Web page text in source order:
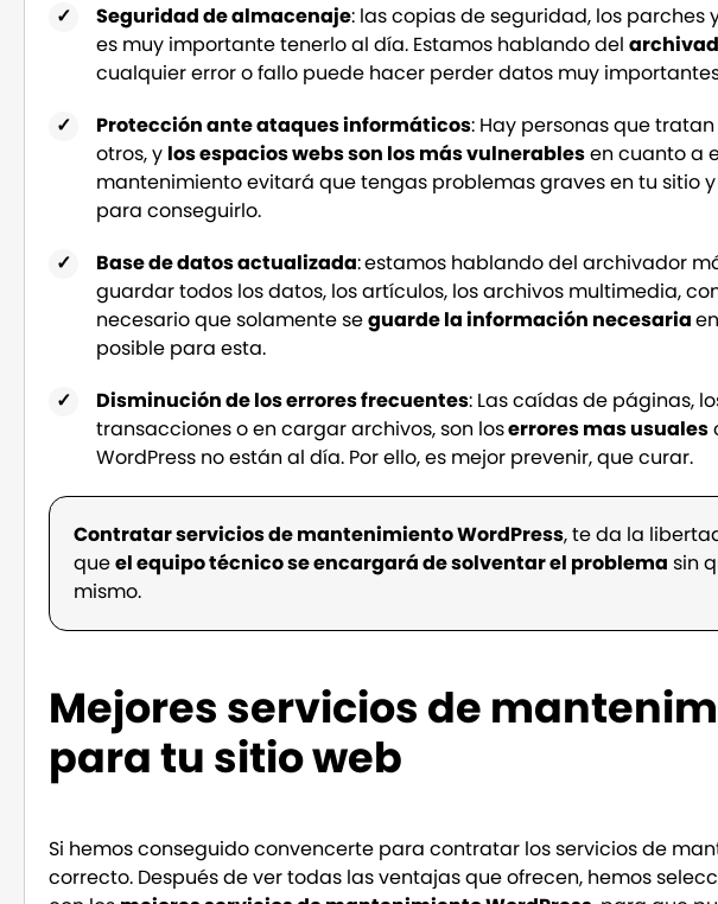
Seguridad de almacenaje: las copias de seguridad, los
es muy importante tenerlo al día. Estamos hablando del
cualquier error o fallo puede hacer perder datos muy
Protección ante ataques informáticos: Hay personas que
otros, y los espacios webs son los más vulnerablesen cuanto a
mantenimiento evitará que tengas problemas graves en tu sitio
para conseguirlo.
Base de datos actualizada:estamos hablando del archivador
guardar todos los datos, los artículos, los archivos multimedia,
necesario que solamente seguarde la información necesaria
posible para esta.
Disminución de los errores frecuentes: Las caídas de páginas,
transacciones o en cargar archivos, son loserrores mas usuales
WordPress no están al día. Por ello, es mejor prevenir, que curar.
Contratar servicios de mantenimiento WordPress, te da la
queel equipo técnico se encargará de solventar el problema sin
mismo.
Mejores servicios de
para tu sitio web
Si hemos conseguido convencerte para contratar los servicios de
correcto. Después de ver todas las ventajas que ofrecen, hemos